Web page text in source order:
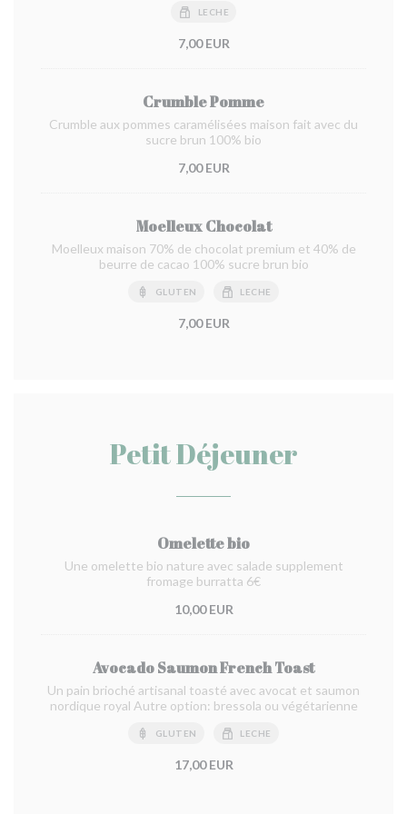
LECHE
7,00 EUR
Crumble Pomme
Crumble aux pommes caramélisées maison fait avec du
sucre brun 100% bio
7,00 EUR
Moelleux Chocolat
Moelleux maison 70% de chocolat premium et 40% de
beurre de cacao 100% sucre brun bio
GLUTEN LECHE
7,00 EUR
Petit Déjeuner
Omelette bio
Une omelette bio nature avec salade supplement
fromage burratta 6€
10,00 EUR
Avocado Saumon French Toast
Un pain brioché artisanal toasté avec avocat et saumon
nordique royal Autre option: bressola ou végétarienne
GLUTEN LECHE
17,00 EUR